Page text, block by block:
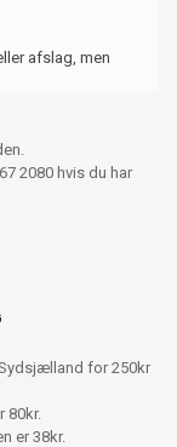
afslag, men
2080 hvis du har
for 250kr
80kr.
er 38kr.